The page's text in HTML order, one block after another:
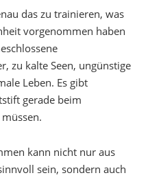
das zu trainieren, was
vorgenommen haben
zu kalte Seen, ungünstige
Leben. Es gibt
gerade beim
kann nicht nur aus
sein, sondern auch